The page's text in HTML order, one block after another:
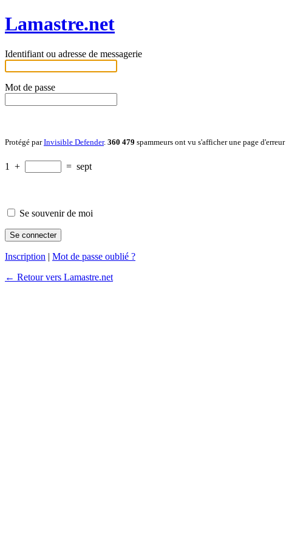
Lamastre.net
Identifiant ou adresse de messagerie
Mot de passe
Protégé parInvisible Defender. 360 479 spammeurs ont vu s'afficher une page d'erreur
1 + = sept
Se souvenir de moi
Inscription | Mot de passe oublié ?
← Retour vers Lamastre.net